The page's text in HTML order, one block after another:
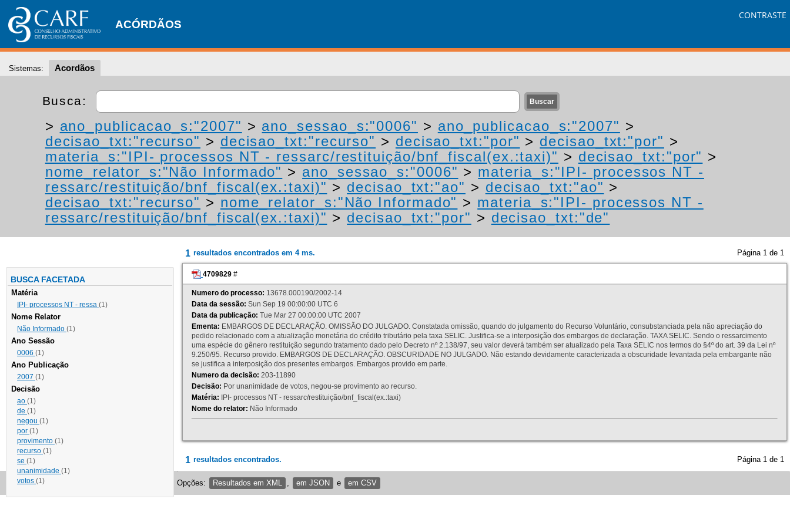
ACÓRDÃOS
CONTRASTE
Sistemas: Acordãos
Busca:
> ano_publicacao_s:"2007" > ano_sessao_s:"0006" > ano_publicacao_s:"2007" >
decisao_txt:"recurso" > decisao_txt:"recurso" > decisao_txt:"por" > decisao_txt:"por" >
materia_s:"IPI- processos NT - ressarc/restituição/bnf_fiscal(ex.:taxi)" > decisao_txt:"por" >
nome_relator_s:"Não Informado" > ano_sessao_s:"0006" > materia_s:"IPI- processos NT -
ressarc/restituição/bnf_fiscal(ex.:taxi)" > decisao_txt:"ao" > decisao_txt:"ao" >
decisao_txt:"recurso" > nome_relator_s:"Não Informado" > materia_s:"IPI- processos NT -
ressarc/restituição/bnf_fiscal(ex.:taxi)" > decisao_txt:"por" > decisao_txt:"de"
BUSCA FACETADA
Matéria
IPI- processos NT - ressa (1)
Nome Relator
Não Informado (1)
Ano Sessão
0006 (1)
Ano Publicação
2007 (1)
Decisão
ao (1)
de (1)
negou (1)
por (1)
provimento (1)
recurso (1)
se (1)
unanimidade (1)
votos (1)
1 resultados encontrados em 4 ms. Página 1 de 1
4709829 #
Numero do processo: 13678.000190/2002-14
Data da sessão: Sun Sep 19 00:00:00 UTC 6
Data da publicação: Tue Mar 27 00:00:00 UTC 2007
Ementa: EMBARGOS DE DECLARAÇÃO. OMISSÃO DO JULGADO. Constatada omissão, quando do julgamento do Recurso Voluntário, consubstanciada pela não apreciação do
pedido relacionado com a atualização monetária do crédito tributário pela taxa SELIC. Justifica-se a interposição dos embargos de declaração. TAXA SELIC. Sendo o ressarcimento
uma espécie do gênero restituição segundo tratamento dado pelo Decreto nº 2.138/97, seu valor deverá também ser atualizado pela Taxa SELIC nos termos do §4º do art. 39 da Lei nº
9.250/95. Recurso provido. EMBARGOS DE DECLARAÇÃO. OBSCURIDADE NO JULGADO. Não estando devidamente caracterizada a obscuridade levantada pela embargante não
se justifica a interposição dos presentes embargos. Embargos provido em parte.
Numero da decisão: 203-11890
Decisão: Por unanimidade de votos, negou-se provimento ao recurso.
Matéria: IPI- processos NT - ressarc/restituição/bnf_fiscal(ex.:taxi)
Nome do relator: Não Informado
1 resultados encontrados. Página 1 de 1
Opções: Resultados em XML em JSON e em CSV